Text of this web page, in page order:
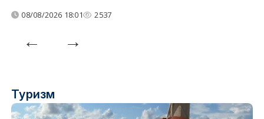
08/08/2026 18:01 2537
Туризм